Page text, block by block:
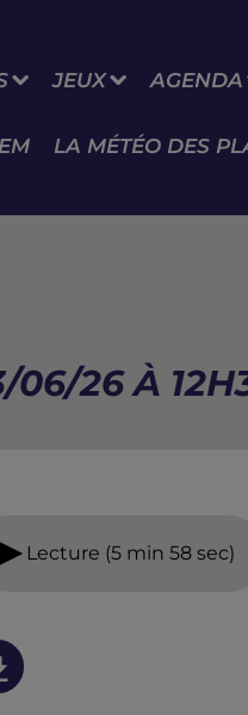
JEUX AGENDA
LA MÉTÉO DES
06/26 À
Lecture (5 min 58 sec)